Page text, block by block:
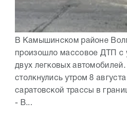
В Камышинском районе
произошло массовое ДТП с
двух легковых
столкнулись утром 8
саратовской трассы в
- В...